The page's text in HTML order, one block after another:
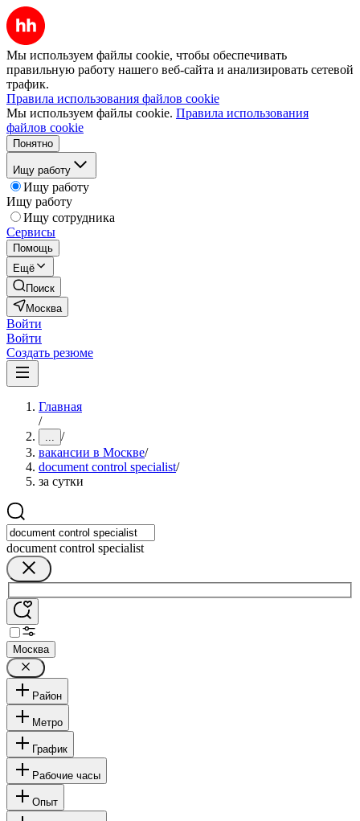
Мы используем файлы cookie, чтобы обеспечивать
правильную работу нашего веб-сайта и анализировать сетевой
трафик.
Правила использования файлов cookie
Мы используем файлы cookie. Правила использования
файлов cookie
Понятно
Ищу работу
Ищу работу
Ищу работу
Ищу сотрудника
Сервисы
Помощь
Ещё
Поиск
Москва
Войти
Войти
Создать резюме
Главная
/
... /
вакансии в Москве/
document control specialist/
за сутки
document control specialist
Москва
Район
Метро
График
Рабочие часы
Опыт